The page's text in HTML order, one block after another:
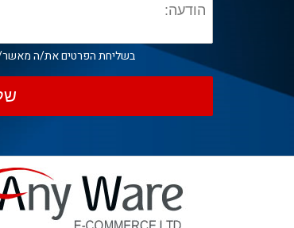
בשליחת הפרטים את/ה